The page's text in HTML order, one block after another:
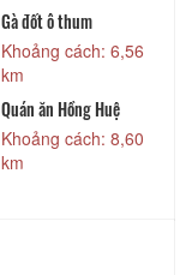
Gà đốt ô thum
Khoảng cách: 6,56
km
Quán ăn Hồng Huệ
Khoảng cách: 8,60
km